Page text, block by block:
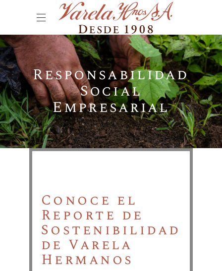
Responsabilidad
Social
Empresarial
Conoce el
Reporte de
Sostenibilidad
de Varela
Hermanos